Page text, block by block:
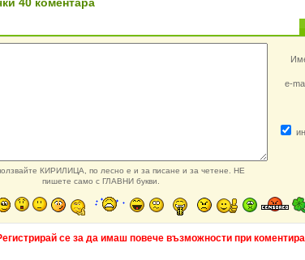
КИРИЛИЦА, по лесно е и за писане и за четене. НЕ
пишете само с ГЛАВНИ букви.
e-
се за да имаш повече възможности при